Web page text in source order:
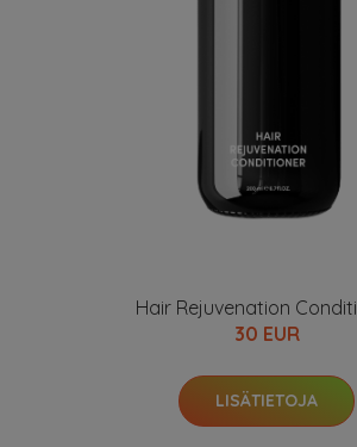
Hair Rejuvenation
30 EUR
LISÄTIETOJA